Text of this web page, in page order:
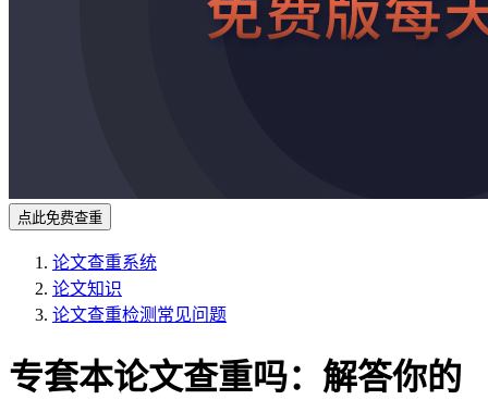
点此免费查重
论文查重系统
论文知识
论文查重检测常见问题
专套本论文查重吗：解答你的